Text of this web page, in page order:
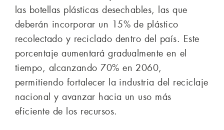
las botellas plásticas desechables, las que
deberán incorporar un 15% de plástico
recolectado y reciclado dentro del país. Este
porcentaje aumentará gradualmente en el
tiempo, alcanzando 70% en 2060,
permitiendo fortalecer la industria del reciclaje
nacional y avanzar hacia un uso más
eficiente de los recursos.